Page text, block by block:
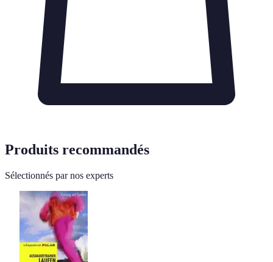
Produits recommandés
Sélectionnés par nos experts